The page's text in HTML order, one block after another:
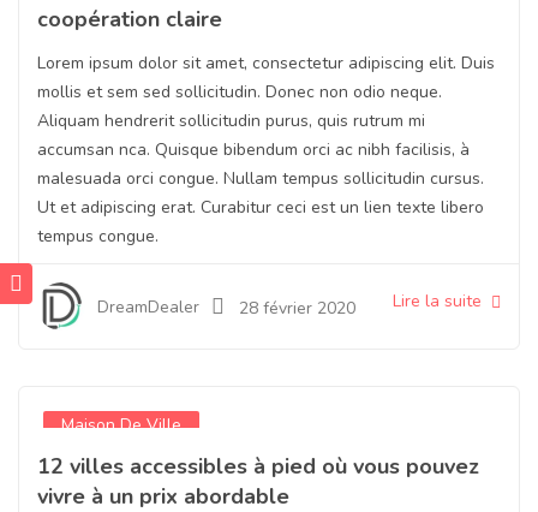
coopération claire
Lorem ipsum dolor sit amet, consectetur adipiscing elit. Duis
mollis et sem sed sollicitudin. Donec non odio neque.
Aliquam hendrerit sollicitudin purus, quis rutrum mi
accumsan nca. Quisque bibendum orci ac nibh facilisis, à
malesuada orci congue. Nullam tempus sollicitudin cursus.
Ut et adipiscing erat. Curabitur ceci est un lien texte libero
tempus congue.
DreamDealer 28 février 2020 Lire la suite
Maison De Ville
12 villes accessibles à pied où vous pouvez
vivre à un prix abordable